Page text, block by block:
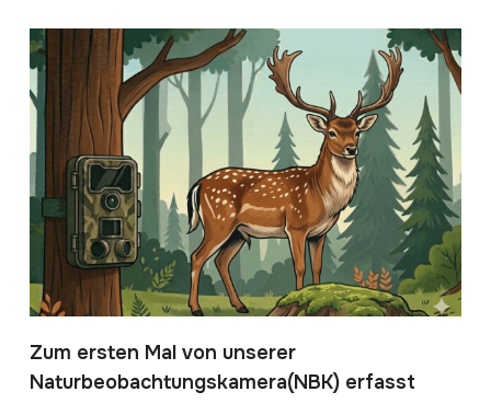
Zum ersten Mal von unserer
Naturbeobachtungskamera(NBK) erfasst